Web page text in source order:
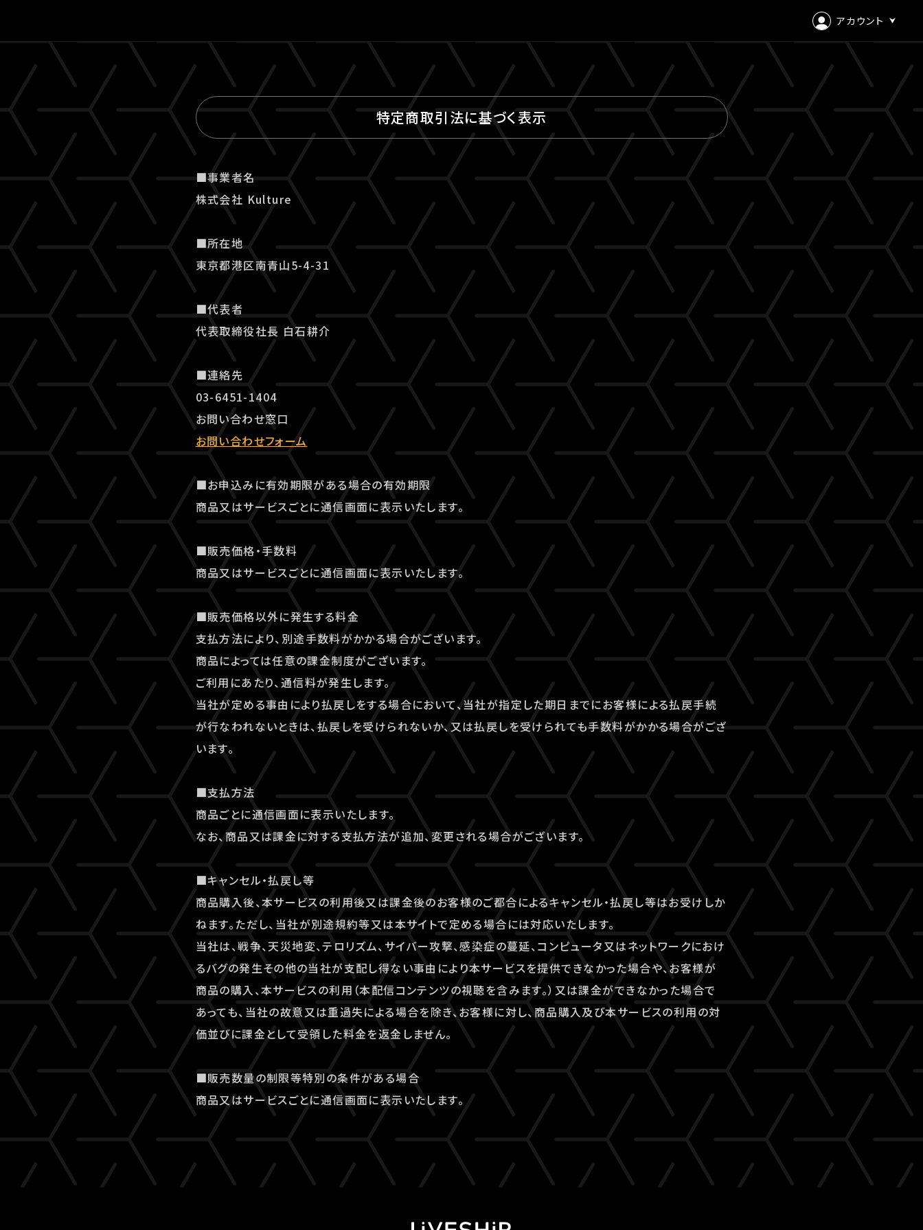
アカウント
ログイン
会員登録
特定商取引法に基づく表示
■事業者名
株式会社 Kulture
■所在地
東京都港区南青山5-4-31
■代表者
代表取締役社長 白石耕介
■連絡先
03-6451-1404
お問い合わせ窓口
お問い合わせフォーム
■お申込みに有効期限がある場合の有効期限
商品又はサービスごとに通信画面に表示いたします。
■販売価格・手数料
商品又はサービスごとに通信画面に表示いたします。
■販売価格以外に発生する料金
支払方法により、別途手数料がかかる場合がございます。
商品によっては任意の課金制度がございます。
ご利用にあたり、通信料が発生します。
当社が定める事由により払戻しをする場合において、当社が指定した期日までにお客様による払戻手続
が行なわれないときは、払戻しを受けられないか、又は払戻しを受けられても手数料がかかる場合がござ
います。
■支払方法
商品ごとに通信画面に表示いたします。
なお、商品又は課金に対する支払方法が追加、変更される場合がございます。
■キャンセル・払戻し等
商品購入後、本サービスの利用後又は課金後のお客様のご都合によるキャンセル・払戻し等はお受けしか
ねます。ただし、当社が別途規約等又は本サイトで定める場合には対応いたします。
当社は、戦争、天災地変、テロリズム、サイバー攻撃、感染症の蔓延、コンピュータ又はネットワークにおけ
るバグの発生その他の当社が支配し得ない事由により本サービスを提供できなかった場合や、お客様が
商品の購入、本サービスの利用（本配信コンテンツの視聴を含みます。）又は課金ができなかった場合で
あっても、当社の故意又は重過失による場合を除き、お客様に対し、商品購入及び本サービスの利用の対
価並びに課金として受領した料金を返金しません。
■販売数量の制限等特別の条件がある場合
商品又はサービスごとに通信画面に表示いたします。